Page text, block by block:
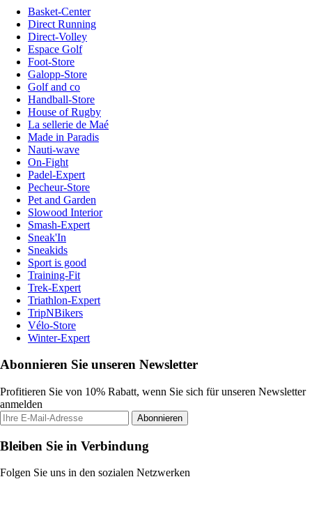
Basket-Center
Direct Running
Direct-Volley
Espace Golf
Foot-Store
Galopp-Store
Golf and co
Handball-Store
House of Rugby
La sellerie de Maé
Made in Paradis
Nauti-wave
On-Fight
Padel-Expert
Pecheur-Store
Pet and Garden
Slowood Interior
Smash-Expert
Sneak'In
Sneakids
Sport is good
Training-Fit
Trek-Expert
Triathlon-Expert
TripNBikers
Vélo-Store
Winter-Expert
Abonnieren Sie unseren Newsletter
Profitieren Sie von 10% Rabatt, wenn Sie sich für unseren Newsletter
anmelden
Abonnieren
Bleiben Sie in Verbindung
Folgen Sie uns in den sozialen Netzwerken